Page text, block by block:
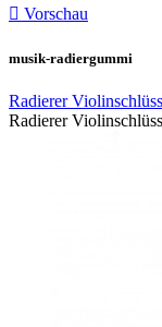
 Vorschau
musik-radiergummi
Radierer
Radierer